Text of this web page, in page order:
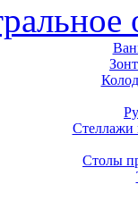
Стеллажи
Столы